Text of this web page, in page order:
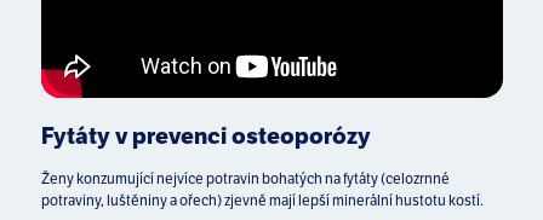
Fytáty v prevenci osteoporózy
Ženy konzumující nejvíce potravin bohatých na fytáty (celozrnné
potraviny, luštěniny a ořech) zjevně mají lepší minerální hustotu kostí.